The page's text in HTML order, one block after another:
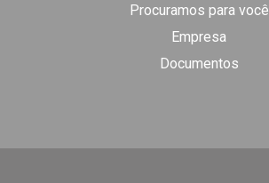
Procuramos para você
Empresa
Documentos